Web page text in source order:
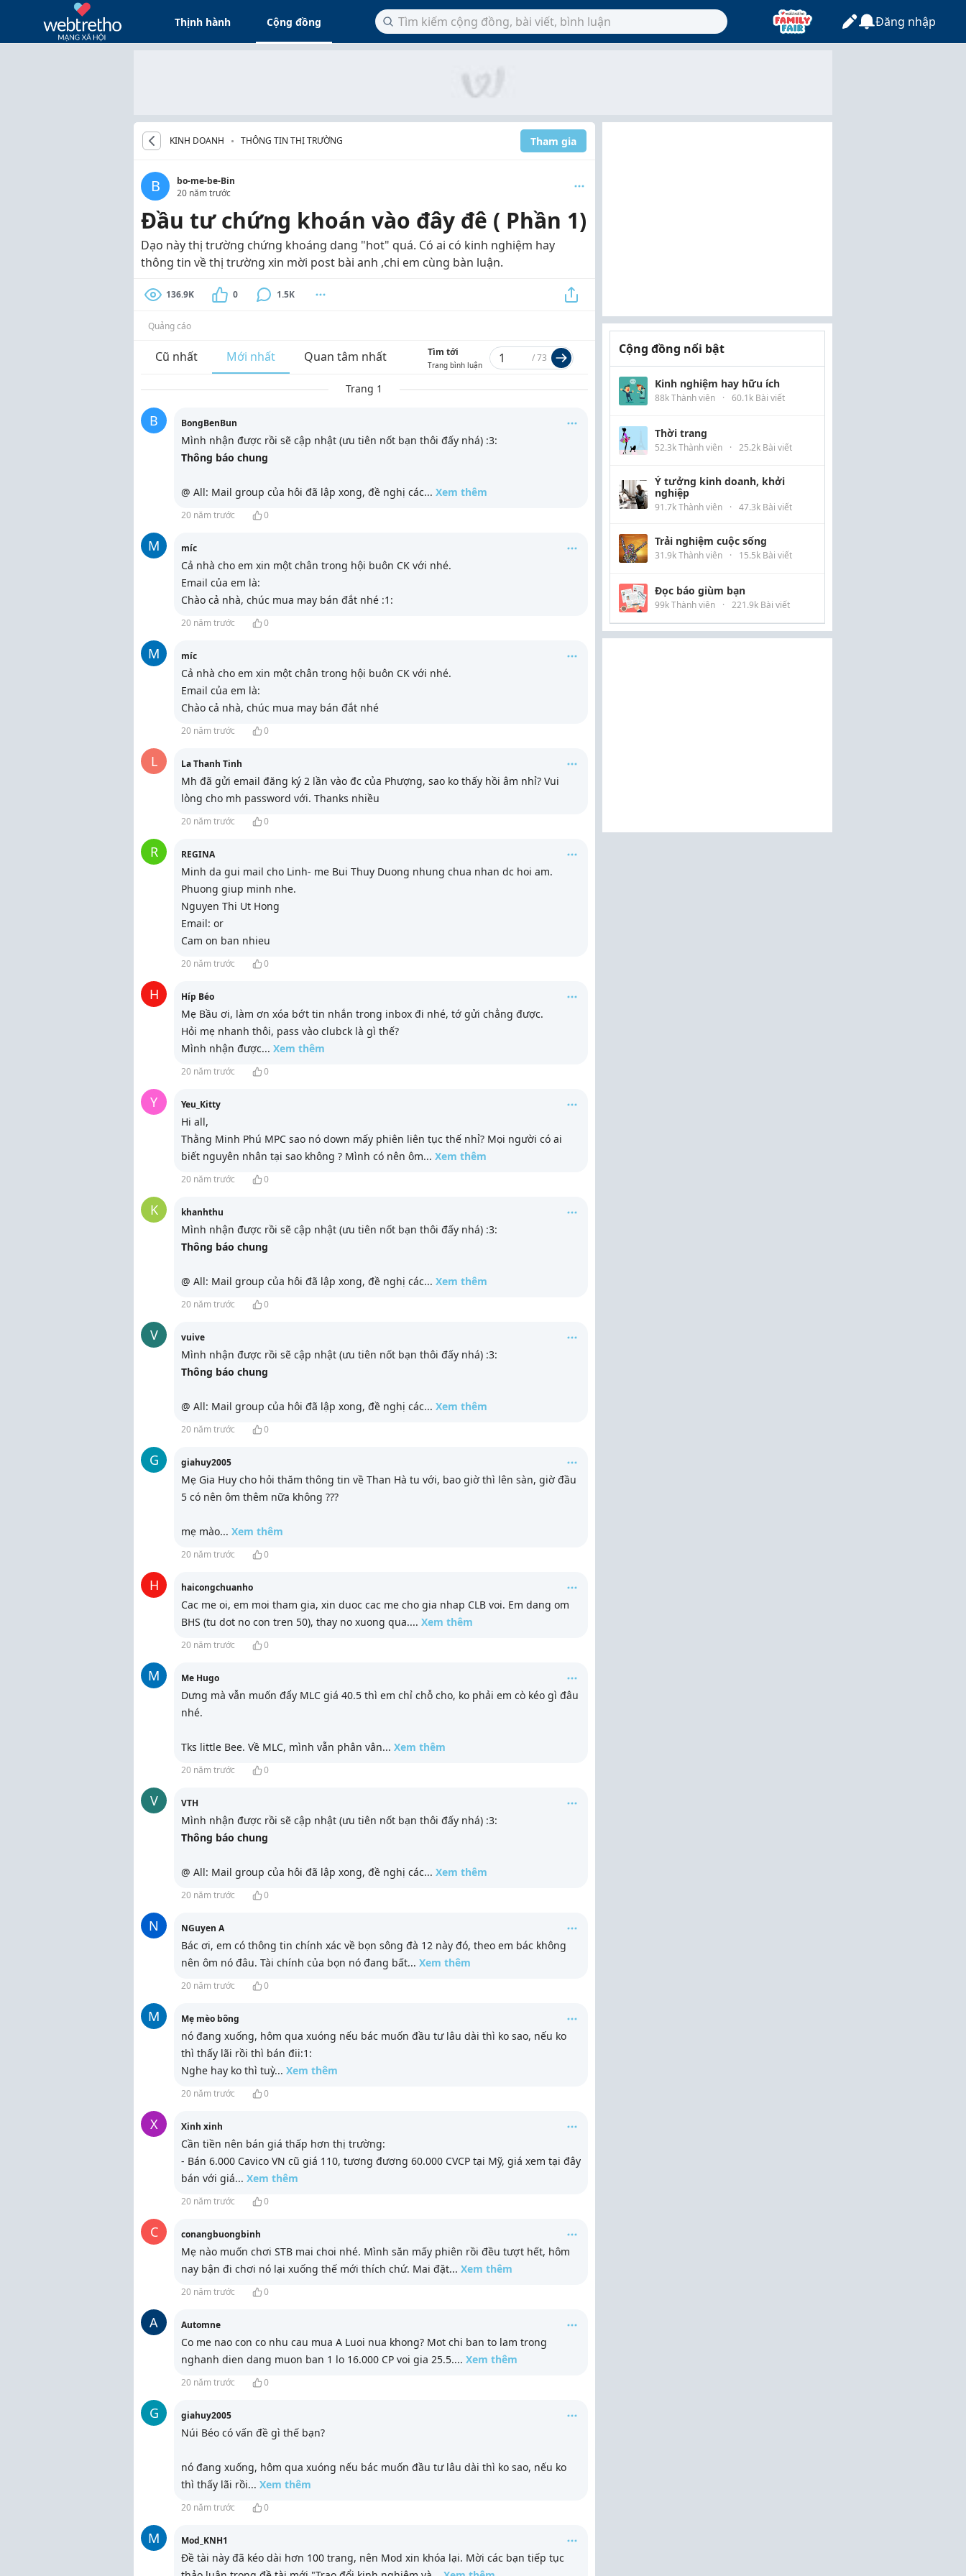
Thịnh hành Cộng đồng Đăng nhập
KINH DOANH THÔNG TIN THỊ TRƯỜNG Tham gia
B
bo-me-be-Bin
20 năm trước
Đầu tư chứng khoán vào đây đê ( Phần 1)
Dạo này thị trường chứng khoáng dang "hot" quá. Có ai có kinh nghiệm hay
thông tin về thị trường xin mời post bài anh ,chi em cùng bàn luận.
136.9K 0 1.5K
Quảng cáo
Cũ nhất Mới nhất Quan tâm nhất Tìm tới
Trang bình luận
/73
Trang 1
B BongBenBun
Mình nhận được rồi sẽ cập nhật (ưu tiên nốt bạn thôi đấy nhá) :3:
Thông báo chung
@ All: Mail group của hôi đã lập xong, đề nghị các... Xem thêm
20 năm trước 0
M míc
Cả nhà cho em xin một chân trong hội buôn CK với nhé.
Email của em là:
Chào cả nhà, chúc mua may bán đắt nhé :1:
20 năm trước 0
M míc
Cả nhà cho em xin một chân trong hội buôn CK với nhé.
Email của em là:
Chào cả nhà, chúc mua may bán đắt nhé
20 năm trước 0
L La Thanh Tinh
Mh đã gửi email đăng ký 2 lần vào đc của Phượng, sao ko thấy hồi âm nhỉ? Vui
lòng cho mh password với. Thanks nhiều
20 năm trước 0
R REGINA
Minh da gui mail cho Linh- me Bui Thuy Duong nhung chua nhan dc hoi am.
Phuong giup minh nhe.
Nguyen Thi Ut Hong
Email: or
Cam on ban nhieu
20 năm trước 0
H Híp Béo
Mẹ Bầu ơi, làm ơn xóa bớt tin nhắn trong inbox đi nhé, tớ gửi chẳng được.
Hỏi mẹ nhanh thôi, pass vào clubck là gì thế?
Mình nhận được... Xem thêm
20 năm trước 0
Y Yeu_Kitty
Hi all,
Thằng Minh Phú MPC sao nó down mấy phiên liên tục thế nhỉ? Mọi người có ai
biết nguyên nhân tại sao không ? Mình có nên ôm... Xem thêm
20 năm trước 0
K khanhthu
Mình nhận được rồi sẽ cập nhật (ưu tiên nốt bạn thôi đấy nhá) :3:
Thông báo chung
@ All: Mail group của hôi đã lập xong, đề nghị các... Xem thêm
20 năm trước 0
V vuive
Mình nhận được rồi sẽ cập nhật (ưu tiên nốt bạn thôi đấy nhá) :3:
Thông báo chung
@ All: Mail group của hôi đã lập xong, đề nghị các... Xem thêm
20 năm trước 0
G giahuy2005
Mẹ Gia Huy cho hỏi thăm thông tin về Than Hà tu với, bao giờ thì lên sàn, giờ đầu
5 có nên ôm thêm nữa không ???
mẹ mào... Xem thêm
20 năm trước 0
H haicongchuanho
Cac me oi, em moi tham gia, xin duoc cac me cho gia nhap CLB voi. Em dang om
BHS (tu dot no con tren 50), thay no xuong qua.... Xem thêm
20 năm trước 0
M Me Hugo
Dưng mà vẫn muốn đẩy MLC giá 40.5 thì em chỉ chỗ cho, ko phải em cò kéo gì đâu
nhé.
Tks little Bee. Về MLC, mình vẫn phân vân... Xem thêm
20 năm trước 0
V VTH
Mình nhận được rồi sẽ cập nhật (ưu tiên nốt bạn thôi đấy nhá) :3:
Thông báo chung
@ All: Mail group của hôi đã lập xong, đề nghị các... Xem thêm
20 năm trước 0
N NGuyen A
Bác ơi, em có thông tin chính xác về bọn sông đà 12 này đó, theo em bác không
nên ôm nó đâu. Tài chính của bọn nó đang bất... Xem thêm
20 năm trước 0
M Mẹ mèo bông
nó đang xuống, hôm qua xuóng nếu bác muốn đầu tư lâu dài thì ko sao, nếu ko
thì thấy lãi rồi thì bán đii:1:
Nghe hay ko thì tuỳ... Xem thêm
20 năm trước 0
X Xinh xinh
Cần tiền nên bán giá thấp hơn thị trường:
- Bán 6.000 Cavico VN cũ giá 110, tương đương 60.000 CVCP tại Mỹ, giá xem tại đây
bán với giá... Xem thêm
20 năm trước 0
C conangbuongbinh
Mẹ nào muốn chơi STB mai choi nhé. Mình săn mấy phiên rồi đều tượt hết, hôm
nay bận đi chơi nó lại xuống thế mới thích chứ. Mai đặt... Xem thêm
20 năm trước 0
A Automne
Co me nao con co nhu cau mua A Luoi nua khong? Mot chi ban to lam trong
nghanh dien dang muon ban 1 lo 16.000 CP voi gia 25.5.... Xem thêm
20 năm trước 0
G giahuy2005
Núi Béo có vấn đề gì thế bạn?
nó đang xuống, hôm qua xuóng nếu bác muốn đầu tư lâu dài thì ko sao, nếu ko
thì thấy lãi rồi... Xem thêm
20 năm trước 0
M Mod_KNH1
Đề tài này đã kéo dài hơn 100 trang, nên Mod xin khóa lại. Mời các bạn tiếp tục
Cộng đồng nổi bật
Kinh nghiệm hay hữu ích
88k Thành viên · 60.1k Bài viết
Thời trang
52.3k Thành viên · 25.2k Bài viết
Ý tưởng kinh doanh, khởi
nghiệp
91.7k Thành viên · 47.3k Bài viết
Trải nghiệm cuộc sống
31.9k Thành viên · 15.5k Bài viết
Đọc báo giùm bạn
99k Thành viên · 221.9k Bài viết